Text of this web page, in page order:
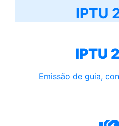
IPTU
IPTU
Emissão de guia,